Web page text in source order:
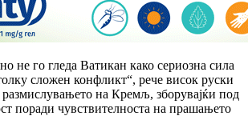
не го гледа Ватикан како сериозна сила
сложен конфликт“, рече висок руски
размислувањето на Кремљ, зборувајќи под
поради чувствителноста на прашањето